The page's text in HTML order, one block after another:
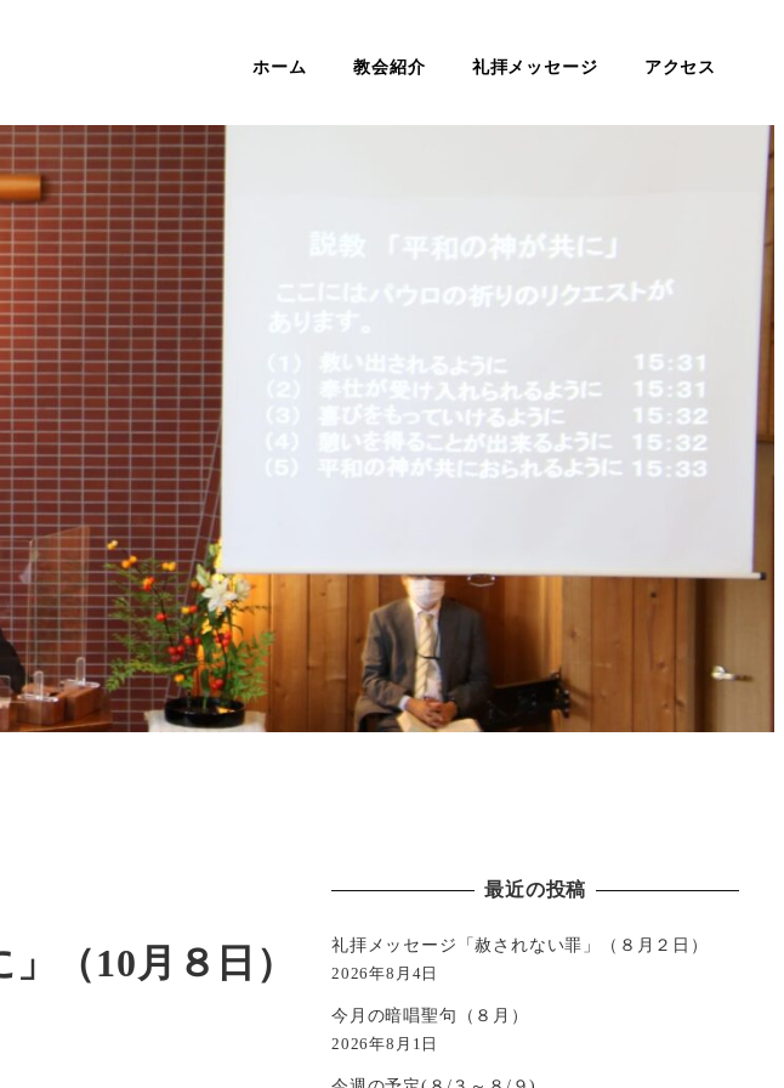
ホーム 教会紹介 礼拝メッセージ アクセス
（10月８日）
最近の投稿
礼拝メッセージ「赦されない罪」（８月２日）
2026年8月4日
今月の暗唱聖句（８月）
2026年8月1日